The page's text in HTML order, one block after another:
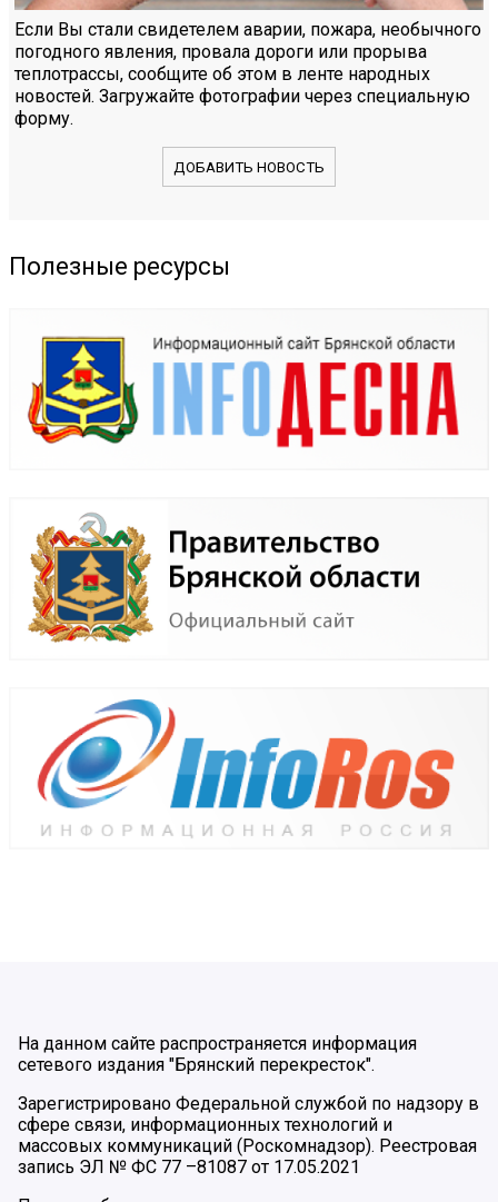
Если Вы стали свидетелем аварии, пожара, необычного
погодного явления, провала дороги или прорыва
теплотрассы, сообщите об этом в ленте народных
новостей. Загружайте фотографии через специальную
форму.
ДОБАВИТЬ НОВОСТЬ
Полезные ресурсы
На данном сайте распространяется информация
сетевого издания "Брянский перекресток".
Зарегистрировано Федеральной службой по надзору в
сфере связи, информационных технологий и
массовых коммуникаций (Роскомнадзор). Реестровая
запись ЭЛ № ФС 77 –81087 от 17.05.2021